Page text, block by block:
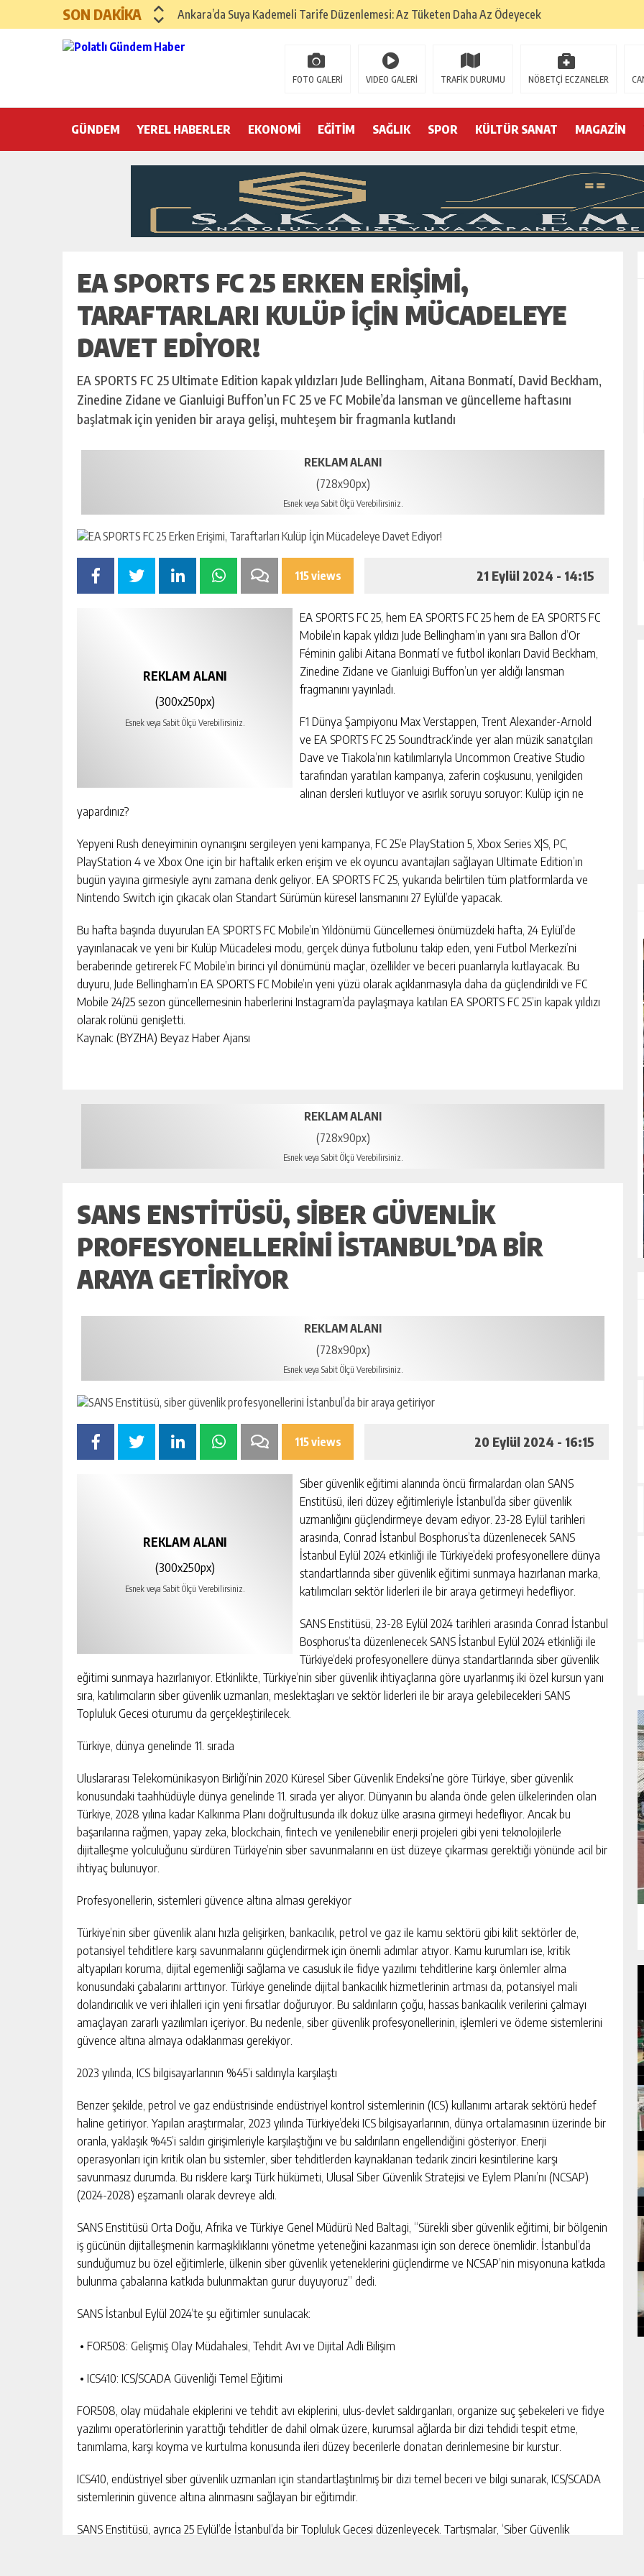
SON DAKİKA
Ankara’da Suya Kademeli Tarife Düzenlemesi: Az Tüketen Daha Az Ödeyecek
Yılın Gastronomi İlçesi Haymana
Polatlı Sakarya Köyü’nde Kırım Tatarlarının Tepreş Coşkusu
Hayri Kozanoğlu… Erdoğan’ın 3 devri
Saray makyaj tutmaz
Seçmeli demokrasi: Kimine şeker, kimine zehir
FOTO GALERİ VIDEO GALERİ TRAFİK DURUMU NÖBETÇİ ECZANELER
GÜNDEM YEREL HABERLER EKONOMİ EĞİTİM SAĞLIK SPOR KÜLTÜR SANAT MAGAZİN
EA SPORTS FC 25 ERKEN ERIŞIMI,
TARAFTARLARI KULÜP İÇIN MÜCADELEYE
DAVET EDIYOR!
EA SPORTS FC 25 Ultimate Edition kapak yıldızları Jude Bellingham, Aitana Bonmatí, David Beckham,
Zinedine Zidane ve Gianluigi Buffon’un FC 25 ve FC Mobile’da lansman ve güncelleme haftasını
başlatmak için yeniden bir araya gelişi, muhteşem bir fragmanla kutlandı
REKLAM ALANI
(728x90px)
Esnek veya Sabit Ölçü Verebilirsiniz.
115 views 21 Eylül 2024 - 14:15
REKLAM ALANI
(300x250px)
Esnek veya Sabit Ölçü Verebilirsiniz.
EA SPORTS FC 25, hem EA SPORTS FC 25 hem de EA SPORTS FC
Mobile’ın kapak yıldızı Jude Bellingham’ın yanı sıra Ballon d’Or
Féminin galibi Aitana Bonmatí ve futbol ikonları David Beckham,
Zinedine Zidane ve Gianluigi Buffon’un yer aldığı lansman
fragmanını yayınladı.
F1 Dünya Şampiyonu Max Verstappen, Trent Alexander-Arnold
ve EA SPORTS FC 25 Soundtrack’inde yer alan müzik sanatçıları
Dave ve Tiakola’nın katılımlarıyla Uncommon Creative Studio
tarafından yaratılan kampanya, zaferin coşkusunu, yenilgiden
alınan dersleri kutluyor ve asırlık soruyu soruyor: Kulüp için ne
yapardınız?
Yepyeni Rush deneyiminin oynanışını sergileyen yeni kampanya, FC 25’e PlayStation 5, Xbox Series X|S, PC,
PlayStation 4 ve Xbox One için bir haftalık erken erişim ve ek oyuncu avantajları sağlayan Ultimate Edition’ın
bugün yayına girmesiyle aynı zamana denk geliyor. EA SPORTS FC 25, yukarıda belirtilen tüm platformlarda ve
Nintendo Switch için çıkacak olan Standart Sürümün küresel lansmanını 27 Eylül’de yapacak.
Bu hafta başında duyurulan EA SPORTS FC Mobile’ın Yıldönümü Güncellemesi önümüzdeki hafta, 24 Eylül’de
yayınlanacak ve yeni bir Kulüp Mücadelesi modu, gerçek dünya futbolunu takip eden, yeni Futbol Merkezi’ni
beraberinde getirerek FC Mobile’ın birinci yıl dönümünü maçlar, özellikler ve beceri puanlarıyla kutlayacak. Bu
duyuru, Jude Bellingham’ın EA SPORTS FC Mobile’ın yeni yüzü olarak açıklanmasıyla daha da güçlendirildi ve FC
Mobile 24/25 sezon güncellemesinin haberlerini Instagram’da paylaşmaya katılan EA SPORTS FC 25’in kapak yıldızı
olarak rolünü genişletti.
Kaynak: (BYZHA) Beyaz Haber Ajansı
REKLAM ALANI
(728x90px)
Esnek veya Sabit Ölçü Verebilirsiniz.
SANS ENSTITÜSÜ, SIBER GÜVENLIK
PROFESYONELLERINI İSTANBUL’DA BIR
ARAYA GETIRIYOR
REKLAM ALANI
(728x90px)
Esnek veya Sabit Ölçü Verebilirsiniz.
115 views 20 Eylül 2024 - 16:15
REKLAM ALANI
(300x250px)
Esnek veya Sabit Ölçü Verebilirsiniz.
Siber güvenlik eğitimi alanında öncü firmalardan olan SANS
Enstitüsü, ileri düzey eğitimleriyle İstanbul’da siber güvenlik
uzmanlığını güçlendirmeye devam ediyor. 23-28 Eylül tarihleri
arasında, Conrad İstanbul Bosphorus’ta düzenlenecek SANS
İstanbul Eylül 2024 etkinliği ile Türkiye’deki profesyonellere dünya
standartlarında siber güvenlik eğitimi sunmaya hazırlanan marka,
katılımcıları sektör liderleri ile bir araya getirmeyi hedefliyor.
SANS Enstitüsü, 23-28 Eylül 2024 tarihleri arasında Conrad İstanbul
Bosphorus’ta düzenlenecek SANS İstanbul Eylül 2024 etkinliği ile
Türkiye’deki profesyonellere dünya standartlarında siber güvenlik
eğitimi sunmaya hazırlanıyor. Etkinlikte, Türkiye’nin siber güvenlik ihtiyaçlarına göre uyarlanmış iki özel kursun yanı
sıra, katılımcıların siber güvenlik uzmanları, meslektaşları ve sektör liderleri ile bir araya gelebilecekleri SANS
Topluluk Gecesi oturumu da gerçekleştirilecek.
Türkiye, dünya genelinde 11. sırada
Uluslararası Telekomünikasyon Birliği’nin 2020 Küresel Siber Güvenlik Endeksi’ne göre Türkiye, siber güvenlik
konusundaki taahhüdüyle dünya genelinde 11. sırada yer alıyor. Dünyanın bu alanda önde gelen ülkelerinden olan
Türkiye, 2028 yılına kadar Kalkınma Planı doğrultusunda ilk dokuz ülke arasına girmeyi hedefliyor. Ancak bu
başarılarına rağmen, yapay zeka, blockchain, fintech ve yenilenebilir enerji projeleri gibi yeni teknolojilerle
dijitalleşme yolculuğunu sürdüren Türkiye’nin siber savunmalarını en üst düzeye çıkarması gerektiği yönünde acil bir
ihtiyaç bulunuyor.
Profesyonellerin, sistemleri güvence altına alması gerekiyor
Türkiye’nin siber güvenlik alanı hızla gelişirken, bankacılık, petrol ve gaz ile kamu sektörü gibi kilit sektörler de,
potansiyel tehditlere karşı savunmalarını güçlendirmek için önemli adımlar atıyor. Kamu kurumları ise, kritik
altyapıları koruma, dijital egemenliği sağlama ve casusluk ile fidye yazılımı tehditlerine karşı önlemler alma
konusundaki çabalarını arttırıyor. Türkiye genelinde dijital bankacılık hizmetlerinin artması da, potansiyel mali
dolandırıcılık ve veri ihlalleri için yeni fırsatlar doğuruyor. Bu saldırıların çoğu, hassas bankacılık verilerini çalmayı
amaçlayan zararlı yazılımları içeriyor. Bu nedenle, siber güvenlik profesyonellerinin, işlemleri ve ödeme sistemlerini
güvence altına almaya odaklanması gerekiyor.
2023 yılında, ICS bilgisayarlarının %45’i saldırıyla karşılaştı
Benzer şekilde, petrol ve gaz endüstrisinde endüstriyel kontrol sistemlerinin (ICS) kullanımı artarak sektörü hedef
haline getiriyor. Yapılan araştırmalar, 2023 yılında Türkiye’deki ICS bilgisayarlarının, dünya ortalamasının üzerinde bir
oranla, yaklaşık %45’i saldırı girişimleriyle karşılaştığını ve bu saldırıların engellendiğini gösteriyor. Enerji
operasyonları için kritik olan bu sistemler, siber tehditlerden kaynaklanan tedarik zinciri kesintilerine karşı
savunmasız durumda. Bu risklere karşı Türk hükümeti, Ulusal Siber Güvenlik Stratejisi ve Eylem Planı’nı (NCSAP)
(2024-2028) eşzamanlı olarak devreye aldı.
SANS Enstitüsü Orta Doğu, Afrika ve Türkiye Genel Müdürü Ned Baltagi, “Sürekli siber güvenlik eğitimi, bir bölgenin
iş gücünün dijitalleşmenin karmaşıklıklarını yönetme yeteneğini kazanması için son derece önemlidir. İstanbul’da
sunduğumuz bu özel eğitimlerle, ülkenin siber güvenlik yeteneklerini güçlendirme ve NCSAP’nin misyonuna katkıda
bulunma çabalarına katkıda bulunmaktan gurur duyuyoruz” dedi.
SANS İstanbul Eylül 2024’te şu eğitimler sunulacak:
• FOR508: Gelişmiş Olay Müdahalesi, Tehdit Avı ve Dijital Adli Bilişim
• ICS410: ICS/SCADA Güvenliği Temel Eğitimi
FOR508, olay müdahale ekiplerini ve tehdit avı ekiplerini, ulus-devlet saldırganları, organize suç şebekeleri ve fidye
yazılımı operatörlerinin yarattığı tehditler de dahil olmak üzere, kurumsal ağlarda bir dizi tehdidi tespit etme,
tanımlama, karşı koyma ve kurtulma konusunda ileri düzey becerilerle donatan derinlemesine bir kurstur.
ICS410, endüstriyel siber güvenlik uzmanları için standartlaştırılmış bir dizi temel beceri ve bilgi sunarak, ICS/SCADA
sistemlerinin güvence altına alınmasını sağlayan bir eğitimdir.
SANS Enstitüsü, ayrıca 25 Eylül’de İstanbul’da bir Topluluk Gecesi düzenleyecek. Tartışmalar, ‘Siber Güvenlik